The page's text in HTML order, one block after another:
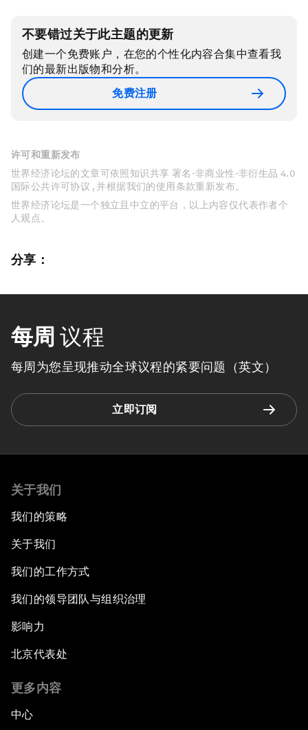
不要错过关于此主题的更新
创建一个免费账户，在您的个性化内容合集中查看我
们的最新出版物和分析。
免费注册
许可和重新发布
世界经济论坛的文章可依照知识共享 署名-非商业性-非衍生品 4.0
国际公共许可协议 , 并根据我们的使用条款重新发布。
世界经济论坛是一个独立且中立的平台，以上内容仅代表作者个
人观点。
分享：
每周 议程
每周为您呈现推动全球议程的紧要问题（英文）
立即订阅
关于我们
我们的策略
关于我们
我们的工作方式
我们的领导团队与组织治理
影响力
北京代表处
更多内容
中心